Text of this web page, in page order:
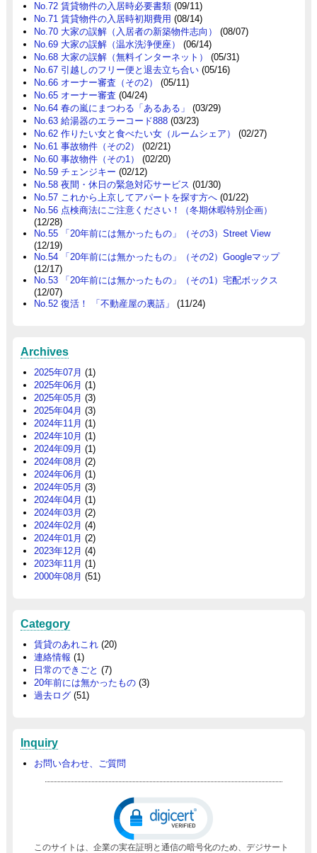
No.72 賃貸物件の入居時必要書類 (09/11)
No.71 賃貸物件の入居時初期費用 (08/14)
No.70 大家の誤解（入居者の新築物件志向）
(08/07)
No.69 大家の誤解（温水洗浄便座）
(06/14)
No.68 大家の誤解（無料インターネット）
(05/31)
No.67 引越しのフリー便と退去立ち合い (05/16)
No.66 オーナー審査（その2）
(05/11)
No.65 オーナー審査 (04/24)
No.64 春の嵐にまつわる「あるある」
(03/29)
No.63 給湯器のエラーコード888 (03/23)
No.62 作りたい女と食べたい女（ルームシェア）
(02/27)
No.61 事故物件（その2）
(02/21)
No.60 事故物件（その1）
(02/20)
No.59 チェンジキー (02/12)
No.58 夜間・休日の緊急対応サービス (01/30)
No.57 これから上京してアパートを探す方へ (01/22)
No.56 点検商法にご注意ください！（冬期休暇特別企画）
(12/28)
No.55 「20年前には無かったもの」（その3）Street View
(12/19)
No.54 「20年前には無かったもの」（その2）Googleマップ
(12/17)
No.53 「20年前には無かったもの」（その1）宅配ボックス
(12/07)
No.52 復活！ 「不動産屋の裏話」
(11/24)
Archives
2025年07月 (1)
2025年06月 (1)
2025年05月 (3)
2025年04月 (3)
2024年11月 (1)
2024年10月 (1)
2024年09月 (1)
2024年08月 (2)
2024年06月 (1)
2024年05月 (3)
2024年04月 (1)
2024年03月 (2)
2024年02月 (4)
2024年01月 (2)
2023年12月 (4)
2023年11月 (1)
2000年08月 (51)
Category
賃貸のあれこれ (20)
連絡情報 (1)
日常のできごと (7)
20年前には無かったもの (3)
過去ログ (51)
Inquiry
お問い合わせ、ご質問
このサイトは、企業の実在証明と通信の暗号化のため、デジサート